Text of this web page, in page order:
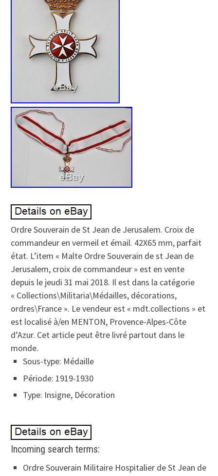
Ordre Souverain de St Jean de Jerusalem. Croix de
commandeur en vermeil et émail. 42X65 mm, parfait
état. L’item « Malte Ordre Souverain de st Jean de
Jerusalem, croix de commandeur » est en vente
depuis le jeudi 31 mai 2018. Il est dans la catégorie
« Collections\Militaria\Médailles, décorations,
ordres\France ». Le vendeur est « mdt.collections » et
est localisé à/en MENTON, Provence-Alpes-Côte
d’Azur. Cet article peut être livré partout dans le
monde.
Sous-type: Médaille
Période: 1919-1930
Type: Insigne, Décoration
Incoming search terms:
Ordre Souverain Militaire Hospitalier de St Jean de